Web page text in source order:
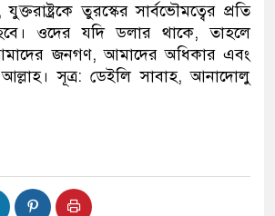
তুরস্কের সার্বভৌমত্বের প্রতি
ওদের যদি ডলার থাকে, তাহলে
জনগণ, আমাদের অধিকার এবং
সূত্র: ডেইলি সাবাহ, আনাদোলু